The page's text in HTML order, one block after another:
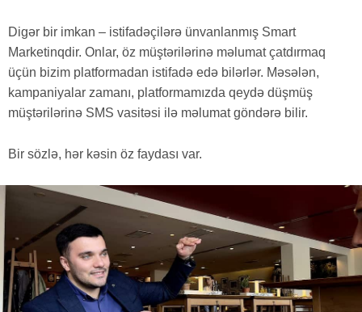
Digər bir imkan – istifadəçilərə ünvanlanmış Smart
Marketinqdir. Onlar, öz müştərilərinə məlumat çatdırmaq
üçün bizim platformadan istifadə edə bilərlər. Məsələn,
kampaniyalar zamanı, platformamızda qeydə düşmüş
müştərilərinə SMS vasitəsi ilə məlumat göndərə bilir.
Bir sözlə, hər kəsin öz faydası var.